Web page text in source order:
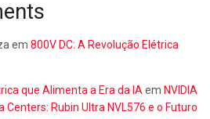
em 800V DC: A Revolução Elétrica
que Alimenta a Era da IA em NVIDIA
Centers: Rubin Ultra NVL576 e o Futuro